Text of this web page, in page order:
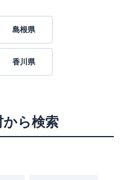
島根県
香川県
から検索